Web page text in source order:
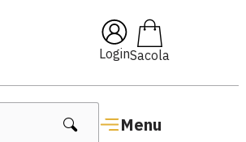
Login
Menu
🔥 Lançamentos Femininos